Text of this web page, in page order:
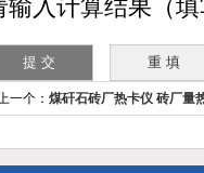
输入计算结果（
一个： 煤矸石砖厂热卡仪 砖厂量